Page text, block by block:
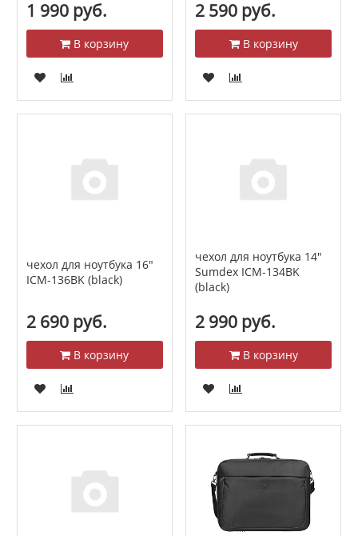
1 990 руб.
В корзину
2 590 руб.
В корзину
чехол для ноутбука 16"
ICM-136BK (black)
2 690 руб.
В корзину
чехол для ноутбука 14"
Sumdex ICM-134BK
(black)
2 990 руб.
В корзину